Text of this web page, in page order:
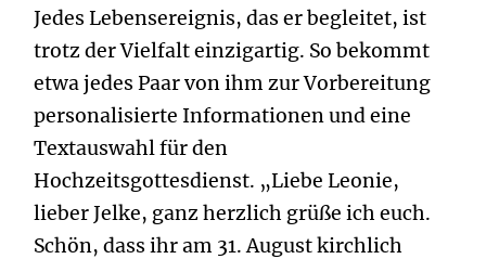
Jedes Lebensereignis, das er begleitet, ist
trotz der Vielfalt einzigartig. So bekommt
etwa jedes Paar von ihm zur Vorbereitung
personalisierte Informationen und eine
Textauswahl für den
Hochzeitsgottesdienst. „Liebe Leonie,
lieber Jelke, ganz herzlich grüße ich euch.
Schön, dass ihr am 31. August kirchlich